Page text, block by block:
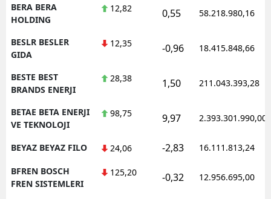
BERA BERA
HOLDING
12,82 0,55 58.218.980,16
BESLR BESLER
GIDA
12,35 -0,96 18.415.848,66
BESTE BEST
BRANDS ENERJI
28,38 1,50 211.043.393,28
BETAE BETA ENERJI
VE TEKNOLOJI
98,75 9,97 2.393.301.990,00
BEYAZ BEYAZ FILO 24,06 -2,83 16.111.813,24
BFREN BOSCH
FREN SISTEMLERI
125,20 -0,32 12.956.695,00